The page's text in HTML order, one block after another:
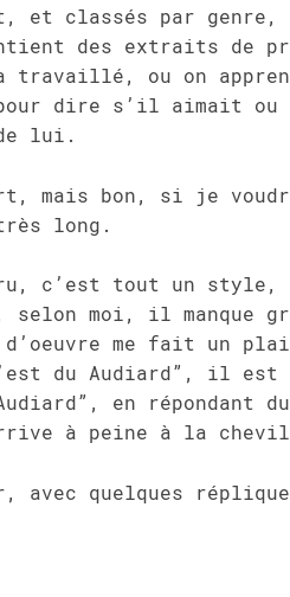
classés par genre,
des extraits de
ou on apprend
dire s’il aimait ou
lui.
mais bon, si je
long.
c’est tout un style,
moi, il manque
d’oeuvre me fait un
du Audiard”, il est
en répondant
à peine à la
quelques